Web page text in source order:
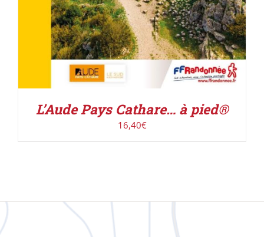
L’Aude Pays Cathare… à pied®
16,40€